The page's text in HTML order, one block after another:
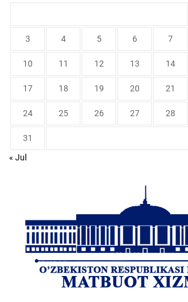
3 4 5 6 7
10 11 12 13 14
17 18 19 20 21
24 25 26 27 28
31
« Jul